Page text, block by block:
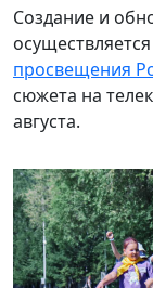
Создание и
просвещения
сюжета на
августа.